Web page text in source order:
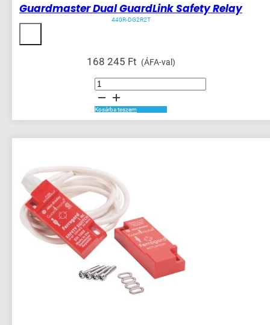
Guardmaster Dual GuardLink Safety Relay
440R-DG2R2T
168 245 Ft (ÁFA-val)
Guardmaster
Dual
GuardLink
Safety
Relay
mennyiség
Kosárba teszem